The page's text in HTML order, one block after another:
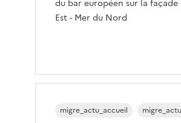
du bar européen sur la façade
Est - Mer du Nord
migre_actu_accueil